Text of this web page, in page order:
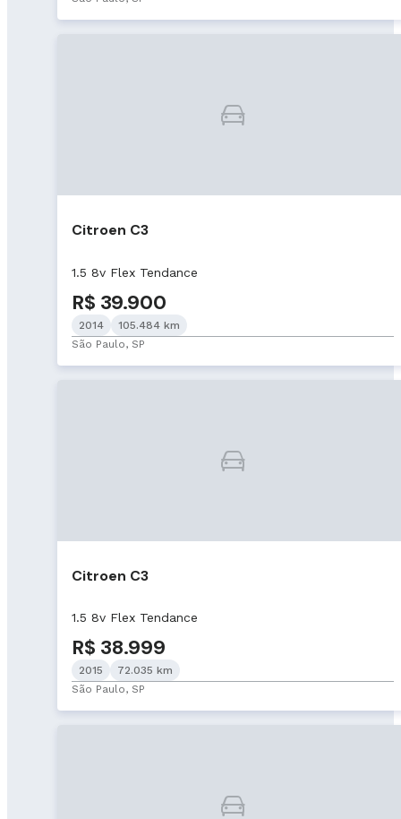
Citroen C3
1.5 8v Flex Tendance
R$ 39.900
2014
105.484 km
São Paulo, SP
Citroen C3
1.5 8v Flex Tendance
R$ 38.999
2015
72.035 km
São Paulo, SP